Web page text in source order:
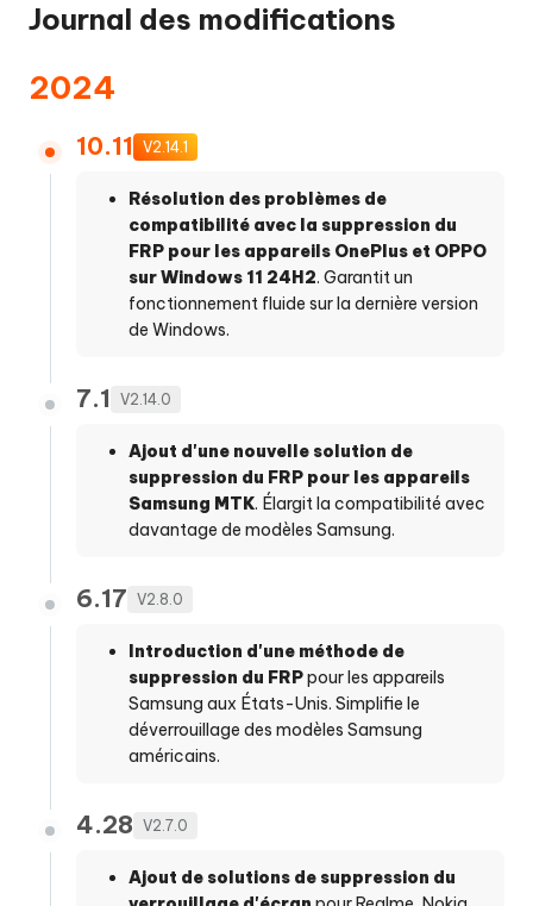
Journal des modifications
2024
10.11 V2.14.1
Résolution des problèmes de
compatibilité avec la suppression du
FRP pour les appareils OnePlus et OPPO
sur Windows 11 24H2. Garantit un
fonctionnement fluide sur la dernière version
de Windows.
7.1 V2.14.0
Ajout d'une nouvelle solution de
suppression du FRP pour les appareils
Samsung MTK. Élargit la compatibilité avec
davantage de modèles Samsung.
6.17 V2.8.0
Introduction d'une méthode de
suppression du FRPpour les appareils
Samsung aux États-Unis. Simplifie le
déverrouillage des modèles Samsung
américains.
4.28 V2.7.0
Ajout de solutions de suppression du